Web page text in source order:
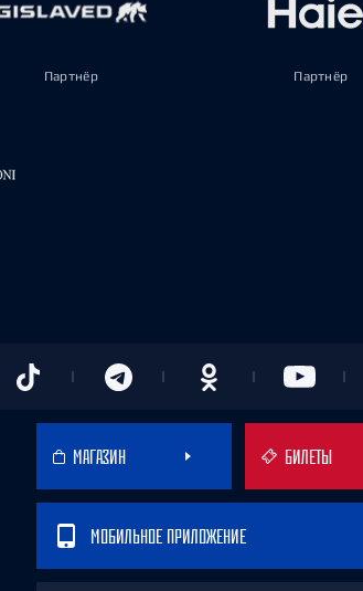
Партнёр Партнёр
МАГАЗИН БИЛЕТЫ
МОБИЛЬНОЕ ПРИЛОЖЕНИЕ